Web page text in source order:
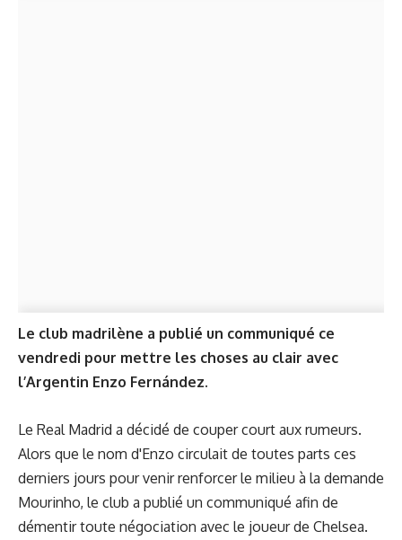
Le club madrilène a publié un communiqué ce
vendredi pour mettre les choses au clair avec
l’Argentin Enzo Fernández.
Le Real Madrid a décidé de couper court aux rumeurs.
Alors que le nom d'Enzo circulait de toutes parts ces
derniers jours pour venir renforcer le milieu à la demande
Mourinho, le club a publié un communiqué afin de
démentir toute négociation avec le joueur de Chelsea.